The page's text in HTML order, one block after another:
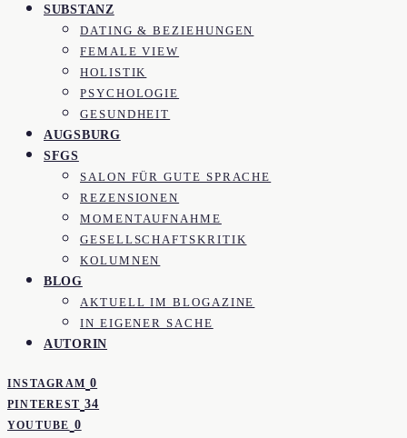
SUBSTANZ
DATING & BEZIEHUNGEN
FEMALE VIEW
HOLISTIK
PSYCHOLOGIE
GESUNDHEIT
AUGSBURG
SFGS
SALON FÜR GUTE SPRACHE
REZENSIONEN
MOMENTAUFNAHME
GESELLSCHAFTSKRITIK
KOLUMNEN
BLOG
AKTUELL IM BLOGAZINE
IN EIGENER SACHE
AUTORIN
INSTAGRAM 0
PINTEREST 34
YOUTUBE 0